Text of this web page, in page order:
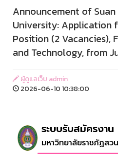
Announcement of
University: Application
Position (2 Vacancies),
and Technology, from
ผู้ดูแลเว็บ admin
2026-06-10 10:38:00